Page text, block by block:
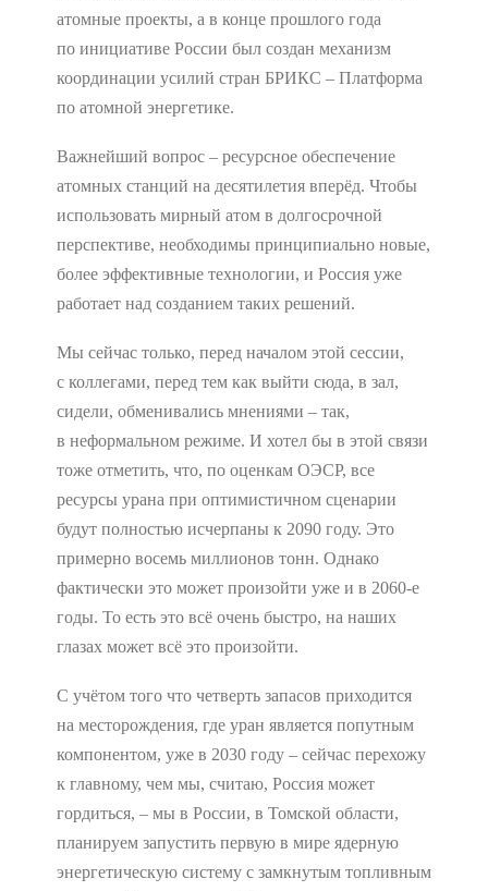
атомные проекты, а в конце прошлого года
по инициативе России был создан механизм
координации усилий стран БРИКС – Платформа
по атомной энергетике.
Важнейший вопрос – ресурсное обеспечение
атомных станций на десятилетия вперёд. Чтобы
использовать мирный атом в долгосрочной
перспективе, необходимы принципиально новые,
более эффективные технологии, и Россия уже
работает над созданием таких решений.
Мы сейчас только, перед началом этой сессии,
с коллегами, перед тем как выйти сюда, в зал,
сидели, обменивались мнениями – так,
в неформальном режиме. И хотел бы в этой связи
тоже отметить, что, по оценкам ОЭСР, все
ресурсы урана при оптимистичном сценарии
будут полностью исчерпаны к 2090 году. Это
примерно восемь миллионов тонн. Однако
фактически это может произойти уже и в 2060-е
годы. То есть это всё очень быстро, на наших
глазах может всё это произойти.
С учётом того что четверть запасов приходится
на месторождения, где уран является попутным
компонентом, уже в 2030 году – сейчас перехожу
к главному, чем мы, считаю, Россия может
гордиться, – мы в России, в Томской области,
планируем запустить первую в мире ядерную
энергетическую систему с замкнутым топливным